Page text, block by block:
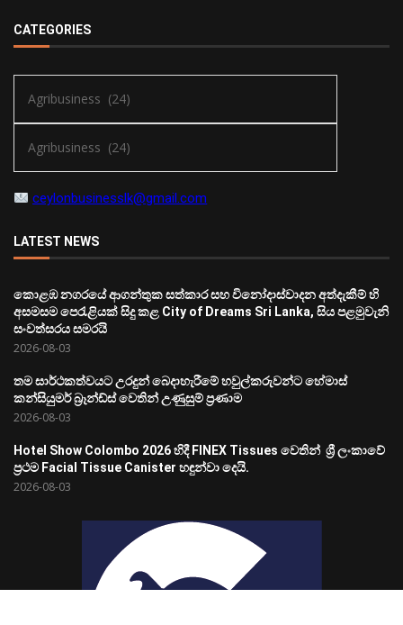
CATEGORIES
ceylonbusinesslk@gmail.com
LATEST NEWS
කොළඹ නගරයේ ආගන්තුක සත්කාර සහ විනෝදාස්වාදන අත්දැකීම් හි
අසමසම පෙරැළියක් සිදු කළ City of Dreams Sri Lanka, සිය පළමුවැනි
සංවත්සරය සමරයි
2026-08-03
තම සාර්ථකත්වයට උරදුන් බෙදාහැරීමේ හවුල්කරුවන්ට හේමාස්
කන්සියුමර් බ්‍රෑන්ඩ්ස් වෙතින් උණුසුම් ප්‍රණාම
2026-08-03
Hotel Show Colombo 2026 හිදී FINEX Tissues වෙතින් ශ්‍රී ලංකාවේ
ප්‍රථම Facial Tissue Canister හඳුන්වා දෙයි.
2026-08-03